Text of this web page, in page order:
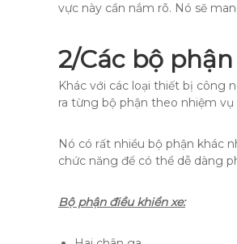
vực này cần nắm rõ. Nó sẽ
2/Các bộ
Khác với các loại thiết bị công
ra từng bộ phận theo nhiệm
Nó có rất nhiều bộ phận khác
chức năng để có thể dễ dàng
Bộ phận điều khiển xe: